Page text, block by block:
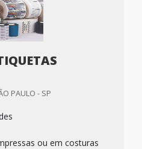
PAULO - SP
ou em costuras